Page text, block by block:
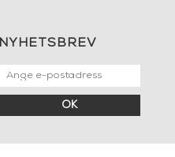
NYHETSBREV
OK